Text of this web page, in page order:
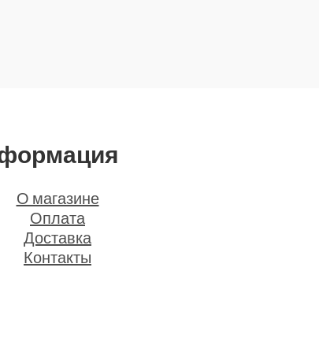
О магазине
Оплата
Доставка
Контакты